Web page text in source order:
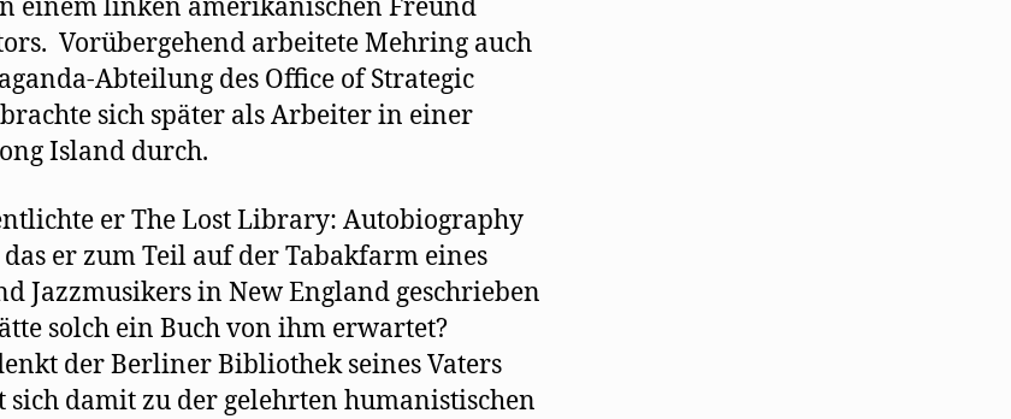
einem linken amerikanischen Freund
Vorübergehend arbeitete Mehring auch
Abteilung des Office of Strategic
sich später als Arbeiter in einer
Island durch.
er The Lost Library: Autobiography
er zum Teil auf der Tabakfarm eines
Jazzmusikers in New England geschrieben
solch ein Buch von ihm erwartet?
der Berliner Bibliothek seines Vaters
sich damit zu der gelehrten humanistischen